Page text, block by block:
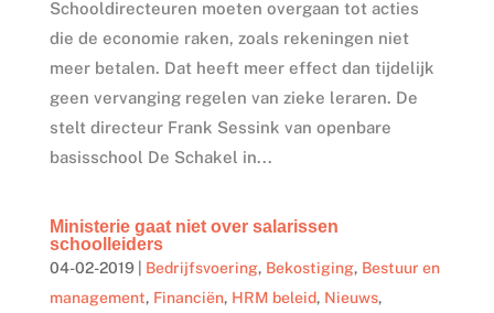
Schooldirecteuren moeten overgaan tot acties
die de economie raken, zoals rekeningen niet
meer betalen. Dat heeft meer effect dan tijdelijk
geen vervanging regelen van zieke leraren. De
stelt directeur Frank Sessink van openbare
basisschool De Schakel in...
Ministerie gaat niet over salarissen
schoolleiders
04-02-2019| Bedrijfsvoering, Bekostiging, Bestuur en
management, Financiën, HRM beleid, Nieuws,